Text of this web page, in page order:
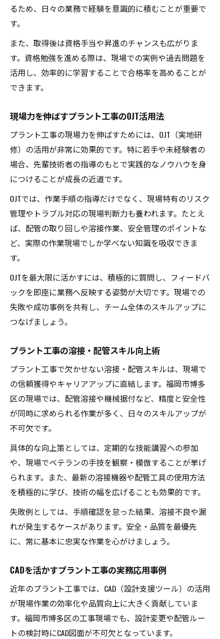
るため、日々の業務で経験を意識的に積むことが重要で
す。
また、取得後は資格手当や昇進のチャンスも広がりま
す。資格勉強を進める際は、現場での実例や過去問題を
活用し、効率的に学習することで合格率を高めることが
できます。
現場力を伸ばすプラント工事のOJT活用法
プラント工事の現場力を伸ばすためには、OJT（実地研
修）の活用が非常に効果的です。特に若手や未経験者の
場合、先輩技術者の指導のもとで実践的なノウハウを身
につけることが成長の近道です。
OJTでは、作業手順の指導だけでなく、現場特有のリスク
管理やトラブル対応の現場判断力も養われます。たとえ
ば、配管の取り回しや溶接作業、安全管理のポイントな
ど、実際の作業現場でしか学べない知識を吸収できま
す。
OJTを最大限に活かすには、積極的に質問し、フィードバ
ックを即座に業務へ反映する姿勢が大切です。現場での
失敗や成功事例を共有し、チーム全体のスキルアップに
つなげましょう。
プラント工事の溶接・配管スキル向上術
プラント工事で欠かせない溶接・配管スキルは、現場で
の信頼獲得やキャリアアップに直結します。福岡市博多
区の現場では、配管溶接や機械据付など、精度と安全性
が同時に求められる作業が多く、日々のスキルアップが
不可欠です。
具体的な向上策としては、定期的な技能講習への参加
や、現場でベテランの手技を観察・模倣することが挙げ
られます。また、最新の溶接機器や配管工具の使用方法
を積極的に学び、技術の幅を広げることも効果的です。
失敗例としては、手順確認を怠った結果、溶接不良や漏
れが発生するケースがあります。安全・品質を最優先
に、常に基本に忠実な作業を心がけましょう。
CADを活かすプラント工事の実務応用事例
近年のプラント工事では、CAD（設計支援ツール）の活用
が現場作業の効率化や品質向上に大きく貢献していま
す。福岡市博多区の工事現場でも、設計変更や配管ルー
トの検討時にCAD図面が不可欠となっています。